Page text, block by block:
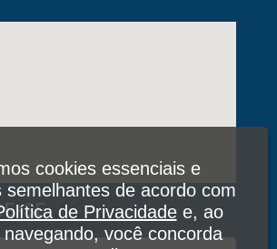
SE
cookies essenciais e
semelhantes de acordo com
de Privacidadee, ao
você concorda